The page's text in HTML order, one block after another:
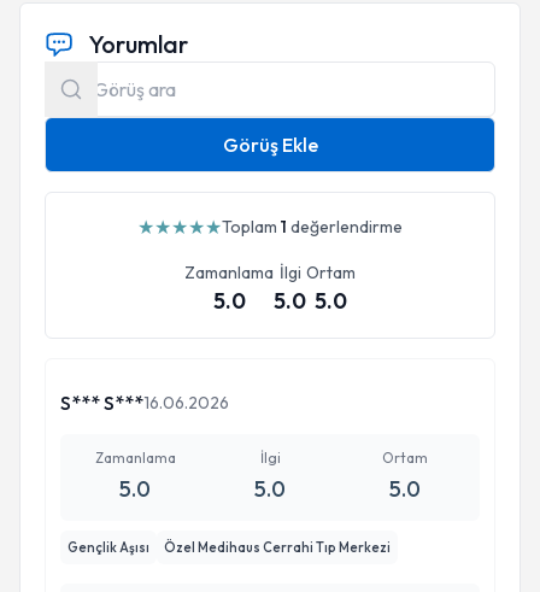
Yorumlar
Görüş Ekle
★★★★★Toplam 1 değerlendirme
Zamanlama
5.0
İlgi
5.0
Ortam
5.0
S*** S***16.06.2026
Zamanlama
5.0
İlgi
5.0
Ortam
5.0
Gençlik Aşısı Özel Medihaus Cerrahi Tıp Merkezi